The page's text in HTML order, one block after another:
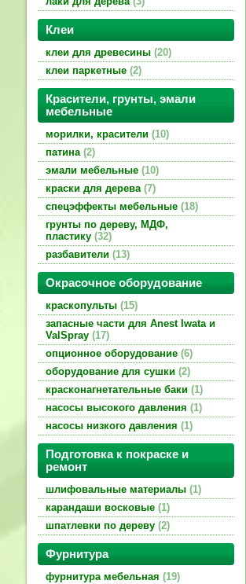
Клеи
клеи для древесины 20
клеи паркетные 2
Красители, грунты, эмали
мебельные
морилки, красители 10
патина 2
эмали мебельные 10
краски для дерева 7
спецэффекты мебельные 18
грунты по дереву, МДФ,
пластику 32
разбавители 13
Окрасочное оборудование
краскопульты 15
запасные части для Anest Iwata и
ValSpray 17
опционное оборудование 6
оборудование для сушки 2
красконагнетательные баки 1
насосы высокого давления 1
насосы низкого давления 1
Подготовка к покраске и
ремонт
шлифовальные материалы 1
карандаши восковые 1
шпатлевки по дереву 2
Фурнитура
фурнитура мебельная 19